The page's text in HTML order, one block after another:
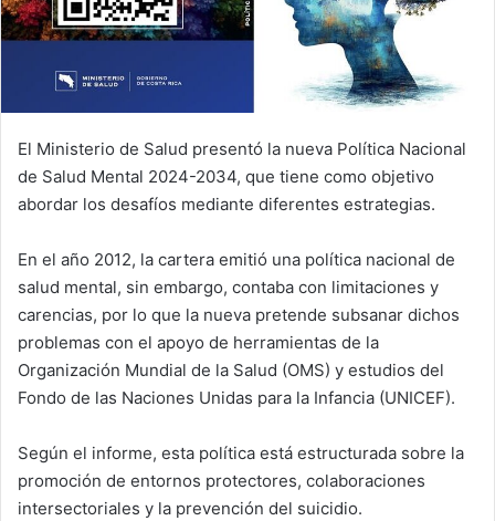
El Ministerio de Salud presentó la nueva Política Nacional
de Salud Mental 2024-2034, que tiene como objetivo
abordar los desafíos mediante diferentes estrategias.
En el año 2012, la cartera emitió una política nacional de
salud mental, sin embargo, contaba con limitaciones y
carencias, por lo que la nueva pretende subsanar dichos
problemas con el apoyo de herramientas de la
Organización Mundial de la Salud (OMS) y estudios del
Fondo de las Naciones Unidas para la Infancia (UNICEF).
Según el informe, esta política está estructurada sobre la
promoción de entornos protectores, colaboraciones
intersectoriales y la prevención del suicidio.